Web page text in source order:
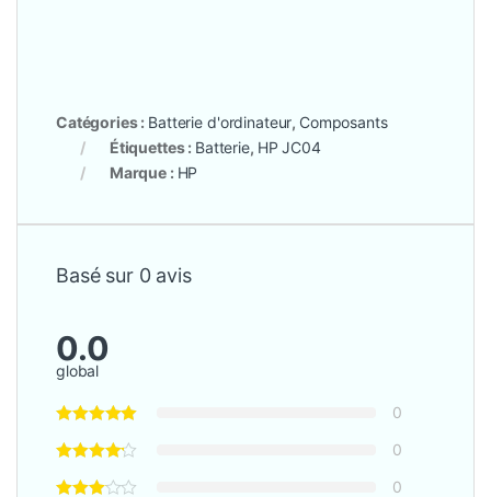
Catégories : Batterie d'ordinateur, Composants
Étiquettes : Batterie, HP JC04
Marque : HP
Basé sur 0 avis
0.0
global
0
0
0